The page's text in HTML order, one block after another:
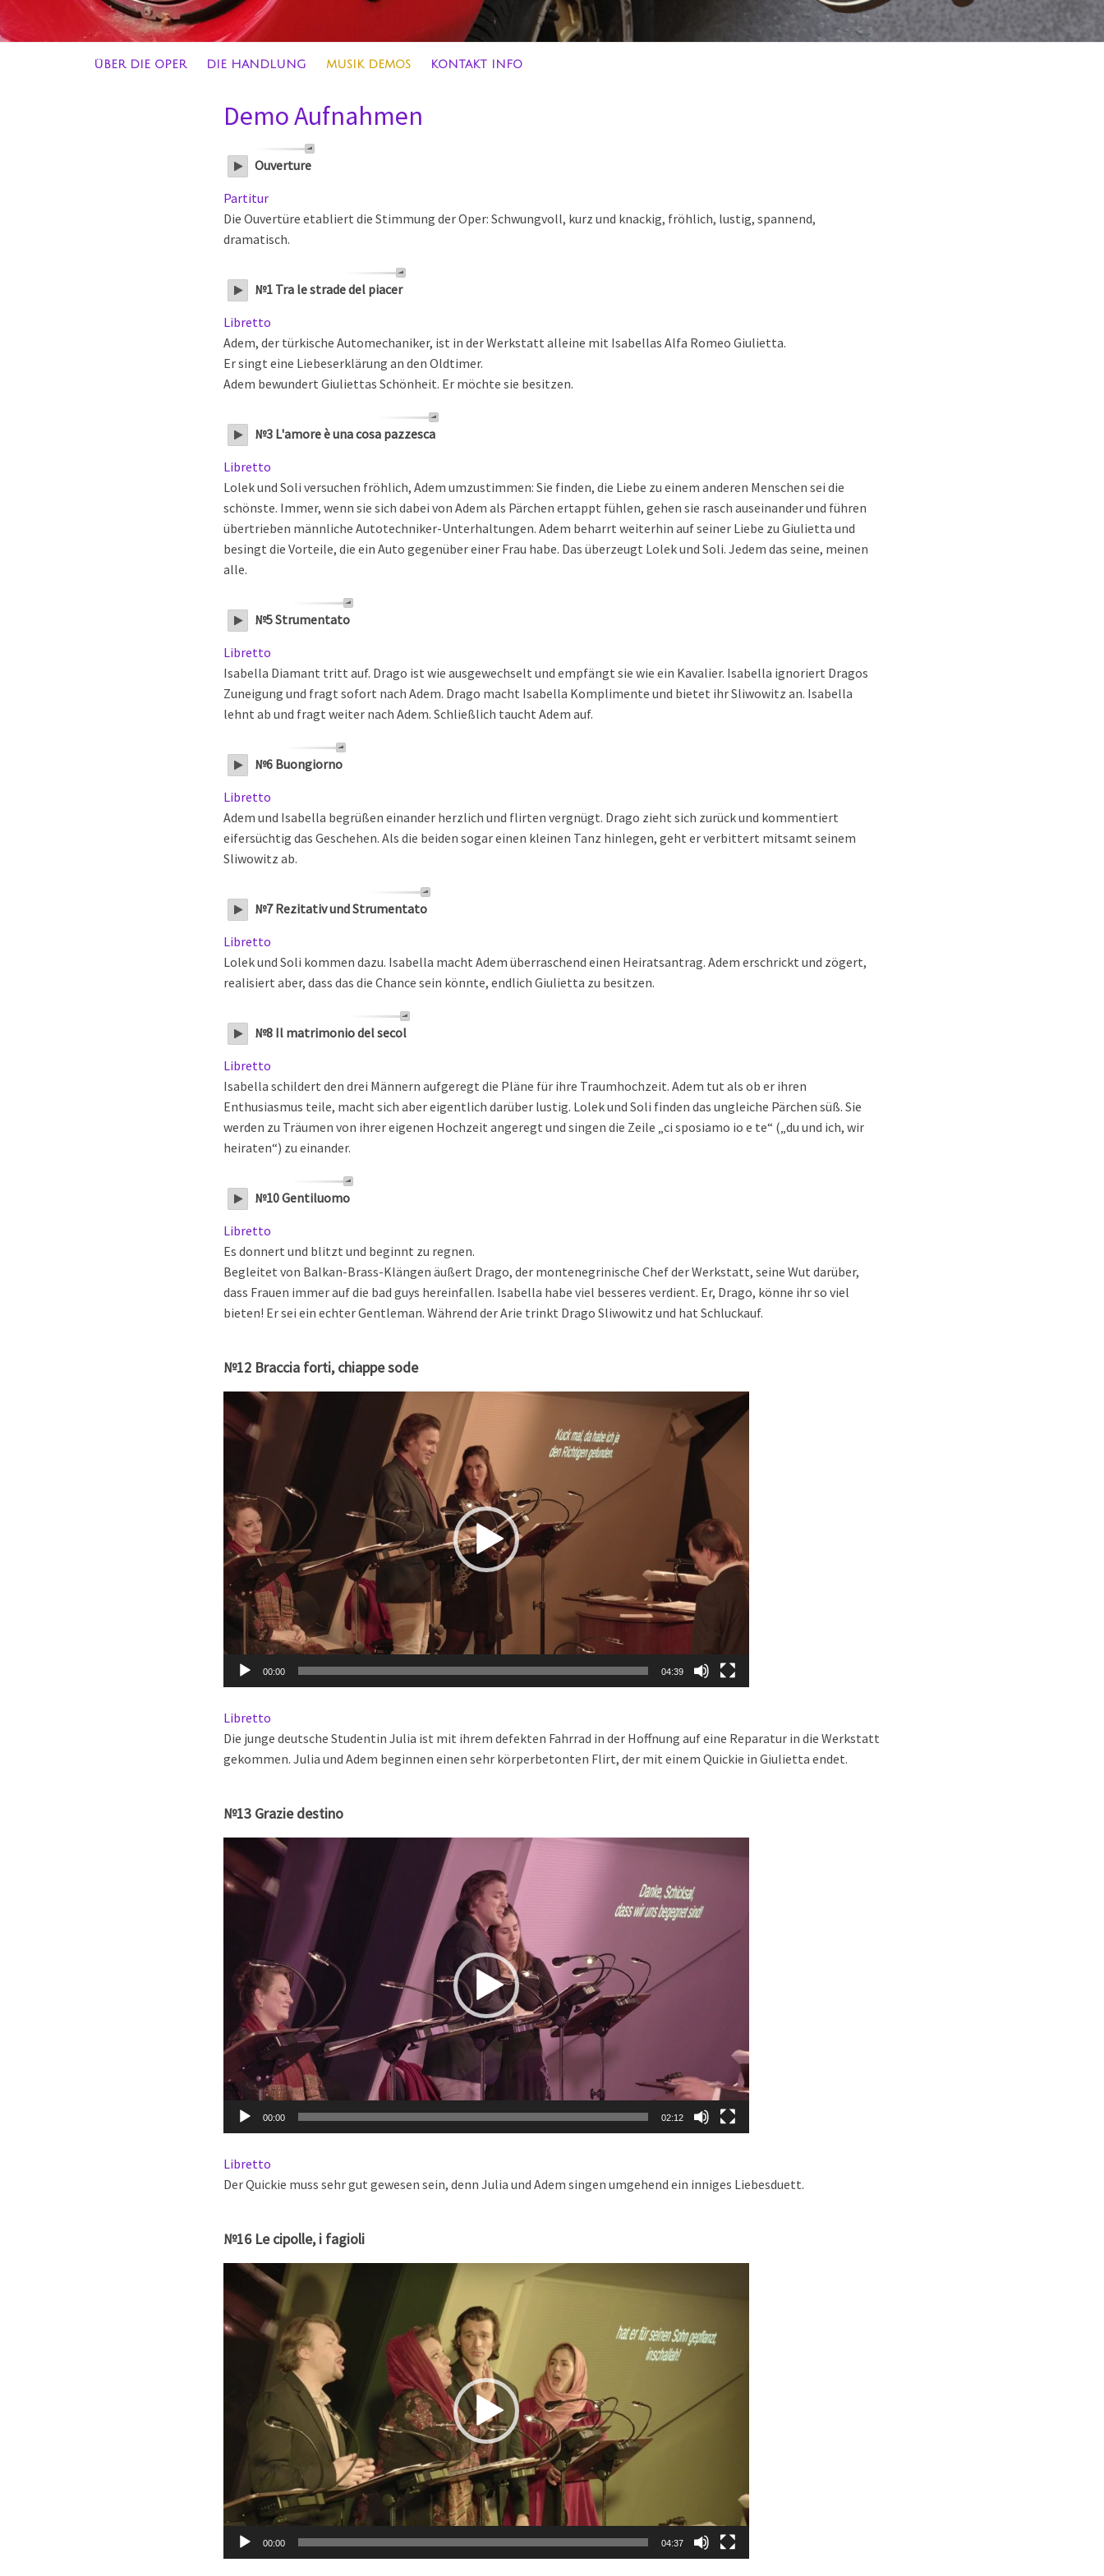
ÜBER DIE OPER DIE HANDLUNG MUSIK DEMOS KONTAKT INFO
Demo Aufnahmen
Ouverture
Partitur
Die Ouvertüre etabliert die Stimmung der Oper: Schwungvoll, kurz und knackig, fröhlich, lustig, spannend,
dramatisch.
№1 Tra le strade del piacer
Libretto
Adem, der türkische Automechaniker, ist in der Werkstatt alleine mit Isabellas Alfa Romeo Giulietta.
Er singt eine Liebeserklärung an den Oldtimer.
Adem bewundert Giuliettas Schönheit. Er möchte sie besitzen.
№3 L'amore è una cosa pazzesca
Libretto
Lolek und Soli versuchen fröhlich, Adem umzustimmen: Sie finden, die Liebe zu einem anderen Menschen sei die
schönste. Immer, wenn sie sich dabei von Adem als Pärchen ertappt fühlen, gehen sie rasch auseinander und führen
übertrieben männliche Autotechniker-Unterhaltungen. Adem beharrt weiterhin auf seiner Liebe zu Giulietta und
besingt die Vorteile, die ein Auto gegenüber einer Frau habe. Das überzeugt Lolek und Soli. Jedem das seine, meinen
alle.
№5 Strumentato
Libretto
Isabella Diamant tritt auf. Drago ist wie ausgewechselt und empfängt sie wie ein Kavalier. Isabella ignoriert Dragos
Zuneigung und fragt sofort nach Adem. Drago macht Isabella Komplimente und bietet ihr Sliwowitz an. Isabella
lehnt ab und fragt weiter nach Adem. Schließlich taucht Adem auf.
№6 Buongiorno
Libretto
Adem und Isabella begrüßen einander herzlich und flirten vergnügt. Drago zieht sich zurück und kommentiert
eifersüchtig das Geschehen. Als die beiden sogar einen kleinen Tanz hinlegen, geht er verbittert mitsamt seinem
Sliwowitz ab.
№7 Rezitativ und Strumentato
Libretto
Lolek und Soli kommen dazu. Isabella macht Adem überraschend einen Heiratsantrag. Adem erschrickt und zögert,
realisiert aber, dass das die Chance sein könnte, endlich Giulietta zu besitzen.
№8 Il matrimonio del secol
Libretto
Isabella schildert den drei Männern aufgeregt die Pläne für ihre Traumhochzeit. Adem tut als ob er ihren
Enthusiasmus teile, macht sich aber eigentlich darüber lustig. Lolek und Soli finden das ungleiche Pärchen süß. Sie
werden zu Träumen von ihrer eigenen Hochzeit angeregt und singen die Zeile „ci sposiamo io e te“ („du und ich, wir
heiraten“) zu einander.
№10 Gentiluomo
Libretto
Es donnert und blitzt und beginnt zu regnen.
Begleitet von Balkan-Brass-Klängen äußert Drago, der montenegrinische Chef der Werkstatt, seine Wut darüber,
dass Frauen immer auf die bad guys hereinfallen. Isabella habe viel besseres verdient. Er, Drago, könne ihr so viel
bieten! Er sei ein echter Gentleman. Während der Arie trinkt Drago Sliwowitz und hat Schluckauf.
№12 Braccia forti, chiappe sode
Video-
Player
00:00 04:39
Libretto
Die junge deutsche Studentin Julia ist mit ihrem defekten Fahrrad in der Hoffnung auf eine Reparatur in die Werkstatt
gekommen. Julia und Adem beginnen einen sehr körperbetonten Flirt, der mit einem Quickie in Giulietta endet.
№13 Grazie destino
Video-
Player
00:00 02:12
Libretto
Der Quickie muss sehr gut gewesen sein, denn Julia und Adem singen umgehend ein inniges Liebesduett.
№16 Le cipolle, i fagioli
Video-
Player
00:00 04:37